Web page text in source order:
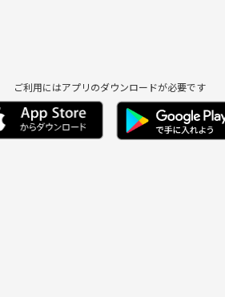
ご利用にはアプリのダウンロードが必要です